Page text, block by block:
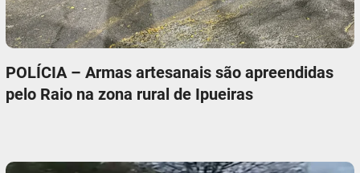
POLÍCIA – Armas artesanais são apreendidas
pelo Raio na zona rural de Ipueiras